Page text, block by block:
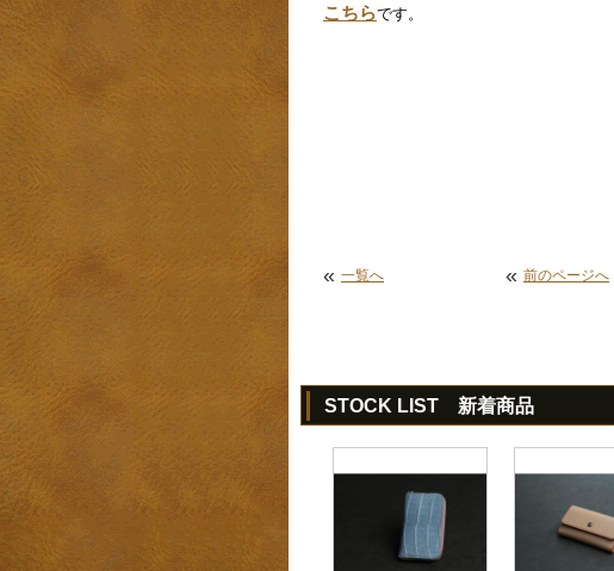
こちらです。
« 一覧へ « 前のページへ
STOCK LIST 新着商品